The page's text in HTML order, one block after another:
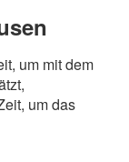
um mit dem
um das